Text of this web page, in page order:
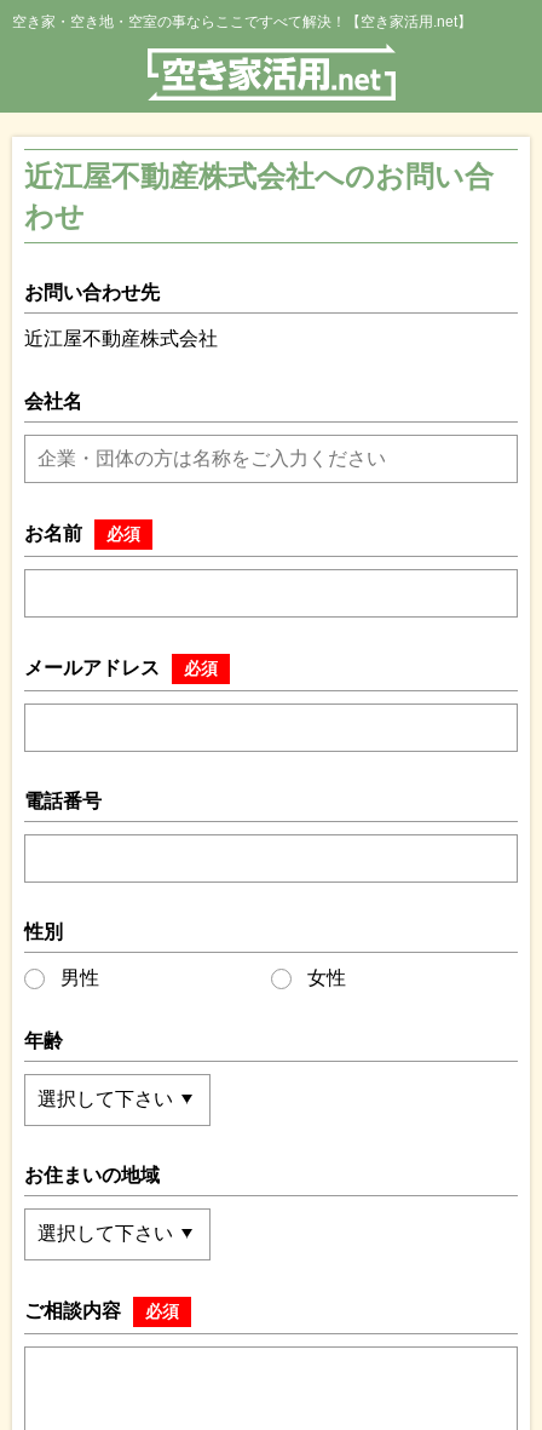
空き家・空き地・空室の事ならここですべて解決！【空き家活用.net】
近江屋不動産株式会社へのお問い合
わせ
お問い合わせ先
近江屋不動産株式会社
会社名
お名前 必須
メールアドレス 必須
電話番号
性別
男性 女性
年齢
お住まいの地域
ご相談内容 必須